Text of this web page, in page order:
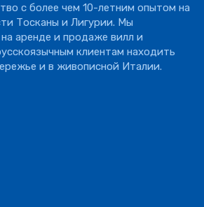
с более чем 10-летним опытом на
Тосканы и Лигурии. Мы
аренде и продаже вилл и
клиентам находить
и в живописной Италии.